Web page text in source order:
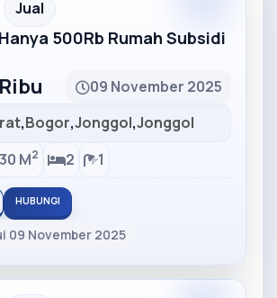
Jual
500Rb Rumah Subsidi
09 November 2025
,Bogor,Jonggol,Jonggol
30 M2 2 1
HUBUNGI
09 November 2025